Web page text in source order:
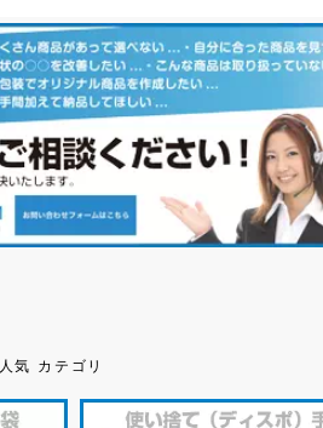
人気 カテゴリ